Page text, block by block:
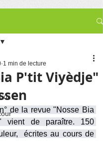
P'tit Viyèdje"
1 min de lecture
de la revue "Nosse Bia
vient de paraître. 150
écrites au cours de